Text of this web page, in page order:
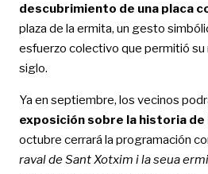
descubrimiento de una placa
plaza de la ermita, un gesto
esfuerzo colectivo que permitió su
siglo.
Ya en septiembre, los vecinos
exposición sobre la historia
octubre cerrará la programación
raval de Sant Xotxim i la seua